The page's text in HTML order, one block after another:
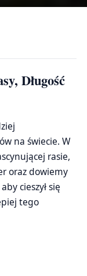
Długość
na świecie. W
rasie,
oraz dowiemy
cieszył się
tego